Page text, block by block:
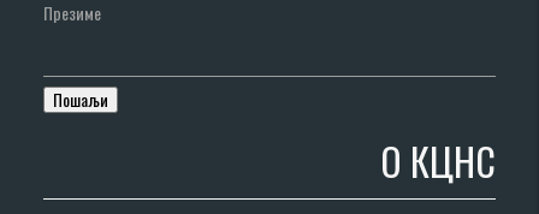
Презиме
О КЦНС